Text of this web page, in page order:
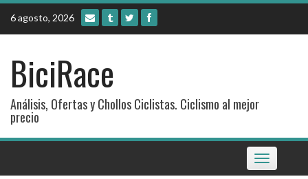
Skip
content
6 agosto, 2026
BiciRace
Análisis, Ofertas y Chollos Ciclistas. Ciclismo al mejor
precio
Toggle
navigation